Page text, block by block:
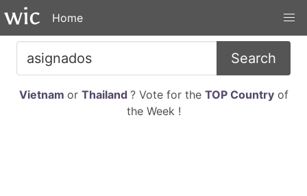
Home
Search
Vietnam or Thailand ? Vote for the TOP Countryof
the Week !